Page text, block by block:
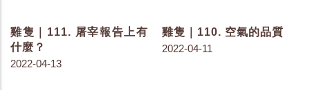
菌症
2022-09-22
2022-08-23